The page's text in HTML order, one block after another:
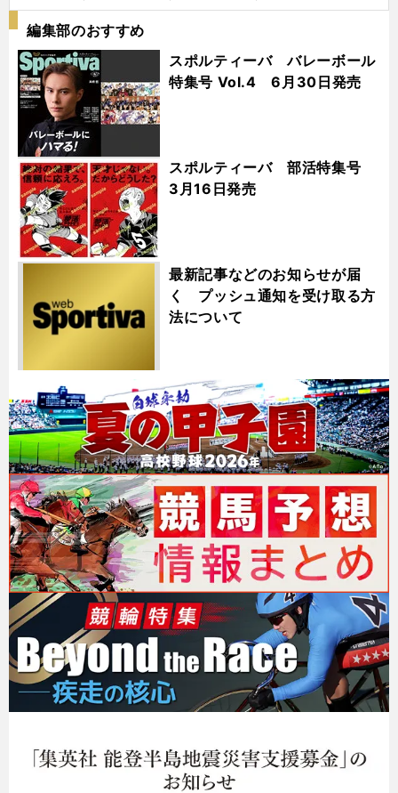
編集部のおすすめ
スポルティーバ バレーボール
特集号 Vol.4 6月30日発売
スポルティーバ 部活特集号
3月16日発売
最新記事などのお知らせが届
く プッシュ通知を受け取る方
法について